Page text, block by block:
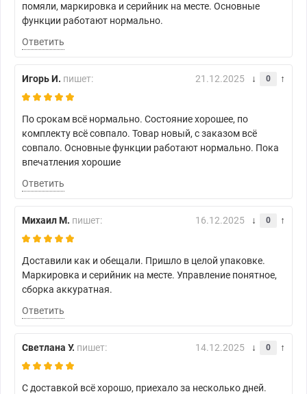
помяли, маркировка и серийник на месте. Основные
функции работают нормально.
Ответить
Игорь И. пишет: 21.12.2025 0
По срокам всё нормально. Состояние хорошее, по
комплекту всё совпало. Товар новый, с заказом всё
совпало. Основные функции работают нормально. Пока
впечатления хорошие
Ответить
Михаил М. пишет: 16.12.2025 0
Доставили как и обещали. Пришло в целой упаковке.
Маркировка и серийник на месте. Управление понятное,
сборка аккуратная.
Ответить
Светлана У. пишет: 14.12.2025 0
С доставкой всё хорошо, приехало за несколько дней.